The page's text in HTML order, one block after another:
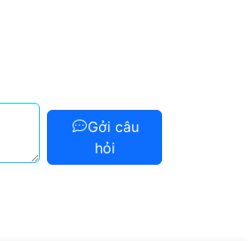
Gởi câu
hỏi